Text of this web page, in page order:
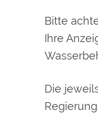
Bitte
Ihre
Die